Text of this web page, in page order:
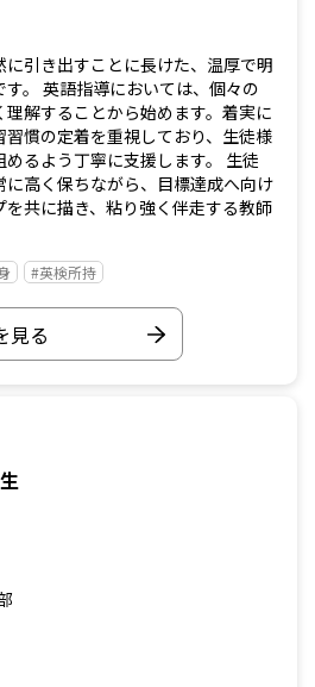
引き出すことに長けた、温厚で明
。 英語指導においては、個々の
解することから始めます。着実に
慣の定着を重視しており、生徒様
るよう丁寧に支援します。 生徒
高く保ちながら、目標達成へ向け
共に描き、粘り強く伴走する教師
#英検所持
見る